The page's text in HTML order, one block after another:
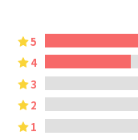
5
4
3
2
1